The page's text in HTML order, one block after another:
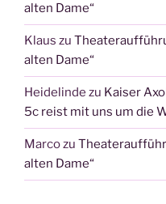
alten Dame“
Klaus zu
alten Dame“
Heidelinde zu Kaiser
5c reist mit uns um die
Marcozu
alten Dame“